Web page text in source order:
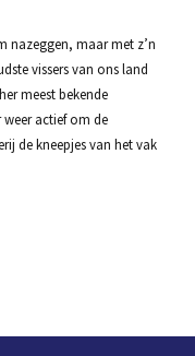
nazeggen, maar met z’n
vissers van ons land
meest bekende
actief om de
de kneepjes van het vak